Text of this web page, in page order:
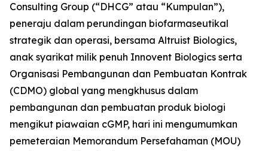
Consulting Group (“DHCG” atau “Kumpulan”),
peneraju dalam perundingan biofarmaseutikal
strategik dan operasi, bersama Altruist Biologics,
anak syarikat milik penuh Innovent Biologics serta
Organisasi Pembangunan dan Pembuatan Kontrak
(CDMO) global yang mengkhusus dalam
pembangunan dan pembuatan produk biologi
mengikut piawaian cGMP, hari ini mengumumkan
pemeteraian Memorandum Persefahaman (MOU)